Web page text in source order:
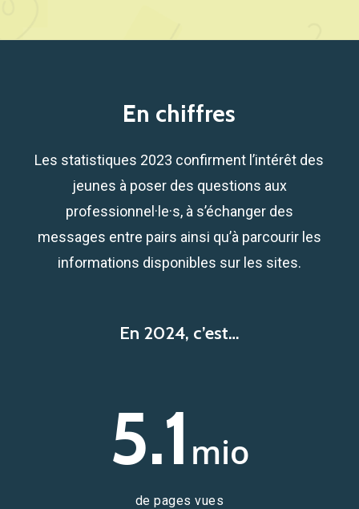
En chiffres
Les statistiques 2023 confirment l’intérêt des
jeunes à poser des questions aux
professionnel·le·s, à s’échanger des
messages entre pairs ainsi qu’à parcourir les
informations disponibles sur les sites.
En 2024, c’est…
5.1 mio
de pages vues